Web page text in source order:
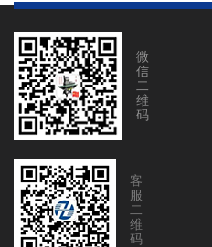
微
信
二
维
码
客
服
二
维
码